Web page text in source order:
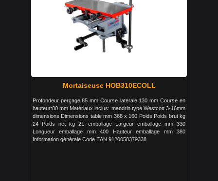
Mortaiseuse HOB310ECOLL
Profondeur perçage:85 mm Course laterale:130 mm Course en
hauteur:80 mm Matériaux inclus: mandrin type Westcott 3-16mm
dimensions Dimensions table mm 368 x 160 Poids Poids brut kg
24 Poids net kg 21 emballage Largeur emballage mm 330
Longueur emballage mm 400 Hauteur emballage mm 380
Information générale Code EAN 9120058379338